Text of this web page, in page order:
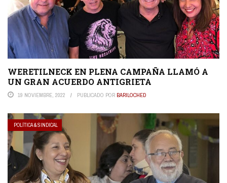
WERETILNECK EN PLENA CAMPAÑA LLAMÓ A
UN GRAN ACUERDO ANTIGRIETA
19 NOVIEMBRE, 2022 PUBLICADO POR BARILOCHED
POLÍTICA & SINDICAL